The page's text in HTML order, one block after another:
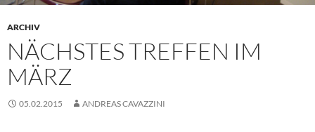
ARCHIV
NÄCHSTES TREFFEN IM
MÄRZ
05.02.2015 ANDREAS CAVAZZINI